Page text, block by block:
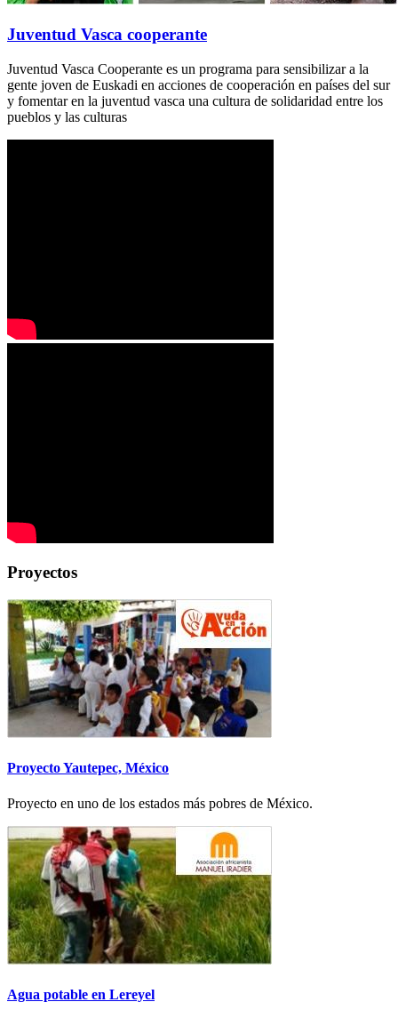
Juventud Vasca cooperante
Juventud Vasca Cooperante es un programa para sensibilizar a la
gente joven de Euskadi en acciones de cooperación en países del sur
y fomentar en la juventud vasca una cultura de solidaridad entre los
pueblos y las culturas
Proyectos
Proyecto Yautepec, México
Proyecto en uno de los estados más pobres de México.
Agua potable en Lereyel